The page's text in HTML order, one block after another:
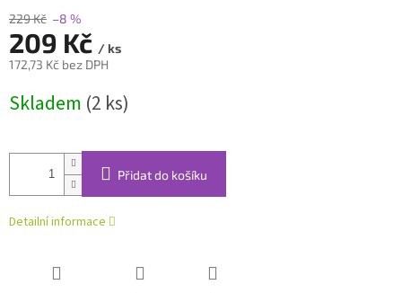
229 Kč –8 %
209 Kč / ks
172,73 Kč bez DPH
cena:
Skladem (2 ks)
Přidat do košíku
Detailní informace